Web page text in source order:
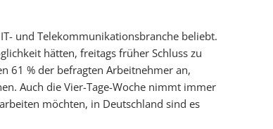
und Telekommunikationsbranche beliebt.
hätten, freitags früher Schluss zu
61 % der befragten Arbeitnehmer an,
Auch die Vier-Tage-Woche nimmt immer
möchten, in Deutschland sind es